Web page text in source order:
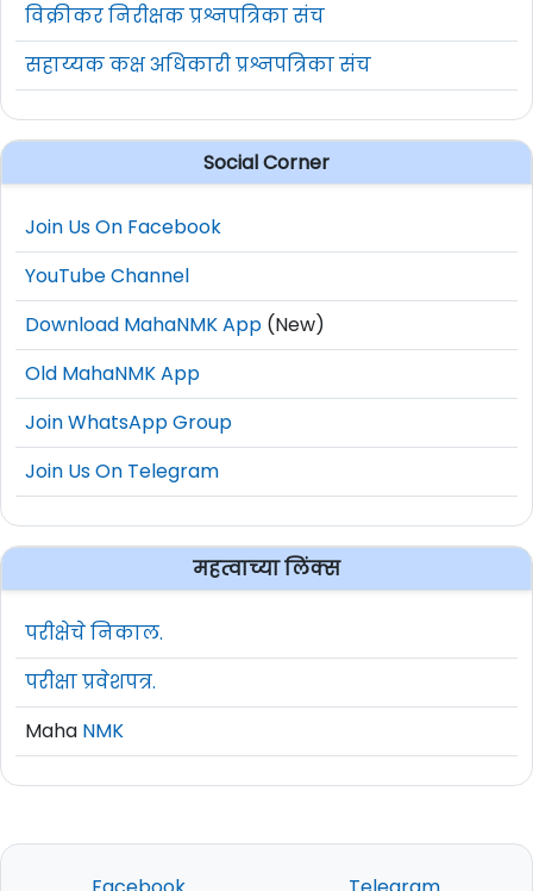
विक्रीकर निरीक्षक प्रश्नपत्रिका संच
सहाय्यक कक्ष अधिकारी प्रश्नपत्रिका संच
Social Corner
Join Us On Facebook
YouTube Channel
Download MahaNMK App (New)
Old MahaNMK App
Join WhatsApp Group
Join Us On Telegram
महत्वाच्या लिंक्स
परीक्षेचे निकाल.
परीक्षा प्रवेशपत्र.
Maha NMK